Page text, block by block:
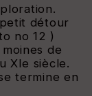
détour
no 12 )
de
XIe siècle.
termine en